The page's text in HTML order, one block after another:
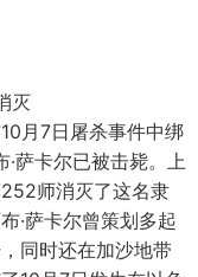
灭
月7日屠杀事件中绑
·萨卡尔已被击毙。上
师消灭了这名隶
·萨卡尔曾策划多起
同时还在加沙地带